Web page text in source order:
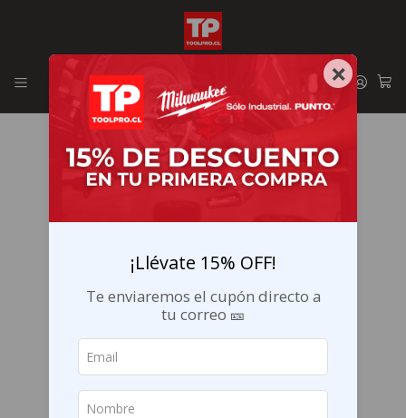
Envíos GRATIS en la RM por compras sobre $29.990
×
¡Llévate 15% OFF!
Te enviaremos el cupón directo a
tu correo 🎫